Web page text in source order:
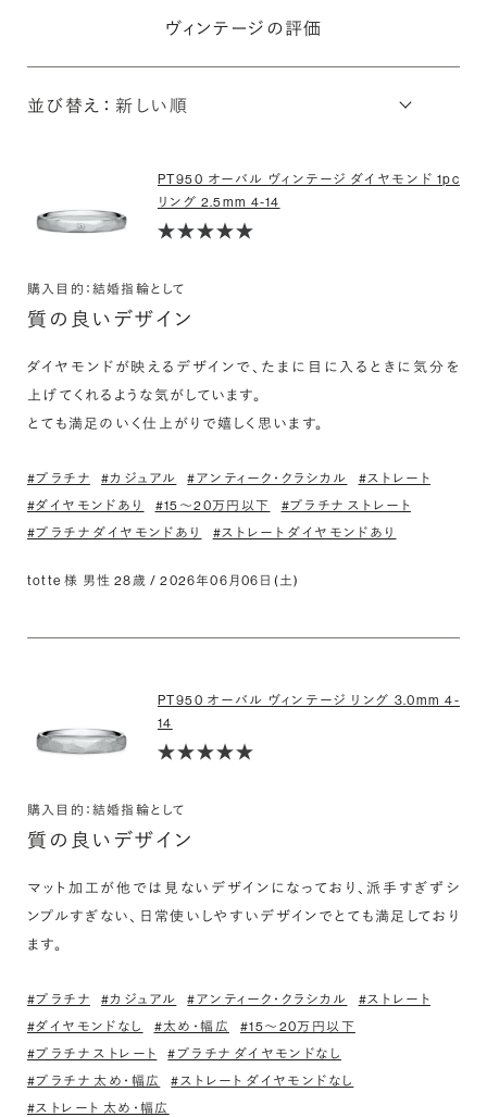
ヴィンテージの評価
並び替え：
PT950 オーバル ヴィンテージ ダイヤモンド 1pc
リング 2.5mm 4-14
購入目的：結婚指輪として
質の良いデザイン
ダイヤモンドが映えるデザインで、たまに目に入るときに気分を
上げてくれるような気がしています。
とても満足のいく仕上がりで嬉しく思います。
#プラチナ #カジュアル #アンティーク・クラシカル
#ストレート
#ダイヤモンドあり
#15〜20万円以下
#プラチナ ストレート
#プラチナ ダイヤモンドあり
#ストレート ダイヤモンドあり
totte 様 男性 28歳 / 2026年06月06日(土)
PT950 オーバル ヴィンテージ リング 3.0mm 4-
14
購入目的：結婚指輪として
質の良いデザイン
マット加工が他では見ないデザインになっており、派手すぎずシ
ンプルすぎない、日常使いしやすいデザインでとても満足しており
ます。
#プラチナ #カジュアル #アンティーク・クラシカル
#ストレート
#ダイヤモンドなし
#太め・幅広
#15〜20万円以下
#プラチナ ストレート
#プラチナ ダイヤモンドなし
#プラチナ 太め・幅広
#ストレート ダイヤモンドなし
#ストレート 太め・幅広